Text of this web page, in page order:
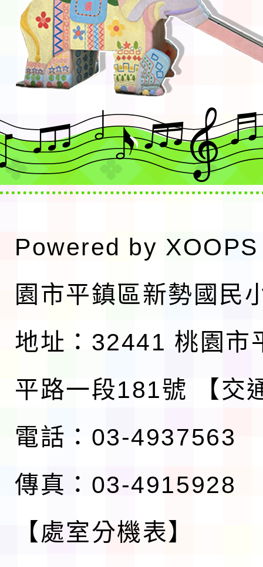
Powered by XOOPS
園市平鎮區新勢國民
地址：32441 桃園市
平路一段181號
【交
電話：03-4937563
傳真：03-4915928
【處室分機表】